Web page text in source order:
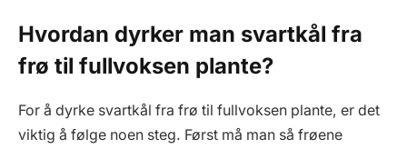
Hvordan dyrker man svartkål fra
frø til fullvoksen plante?
For å dyrke svartkål fra frø til fullvoksen plante, er det
viktig å følge noen steg. Først må man så frøene